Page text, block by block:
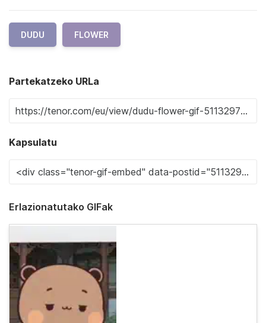
DUDU FLOWER
Partekatzeko URLa
Kapsulatu
Erlazionatutako GIFak